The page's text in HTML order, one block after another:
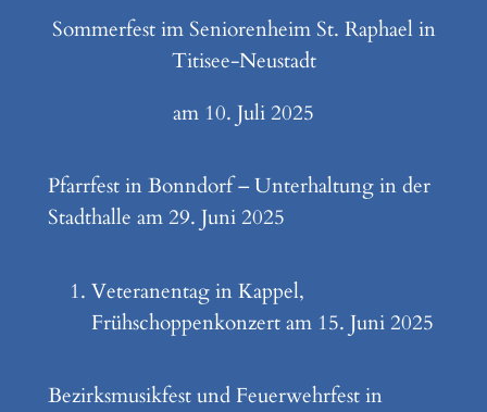
Sommerfest im Seniorenheim St. Raphael in
Titisee-Neustadt
am 10. Juli 2025
Pfarrfest in Bonndorf – Unterhaltung in der
Stadthalle am 29. Juni 2025
Veteranentag in Kappel,
Frühschoppenkonzert am 15. Juni 2025
Bezirksmusikfest und Feuerwehrfest in